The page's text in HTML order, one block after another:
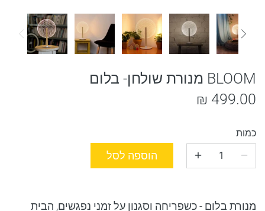
BLOOM מנורת שולחן- בלום
499.00 ₪
כמות
הוספה לסל
מנורת בלום - כשפריחה וסגנון על זמני נפגשים, הבית